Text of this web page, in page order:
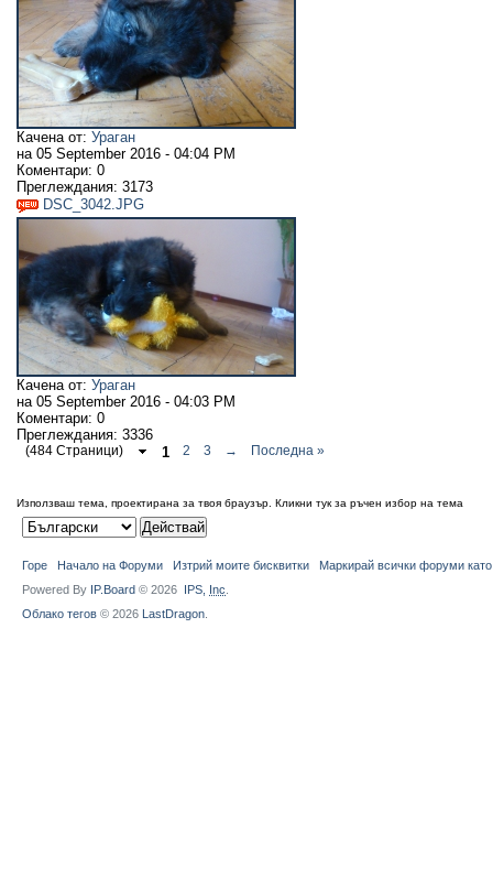
Качена от: Ураган
на 05 September 2016 - 04:04 PM
Коментари: 0
Преглеждания: 3173
DSC_3042.JPG
Качена от: Ураган
на 05 September 2016 - 04:03 PM
Коментари: 0
Преглеждания: 3336
(484 Страници) 1 2 3 → Последна »
Използваш тема, проектирана за твоя браузър. Кликни тук за ръчен избор на тема
Горе Начало на Форуми Изтрий моите бисквитки
Маркирай всички форуми
Powered By IP.Board © 2026 IPS, Inc
Облако тегов © 2026 LastDragon